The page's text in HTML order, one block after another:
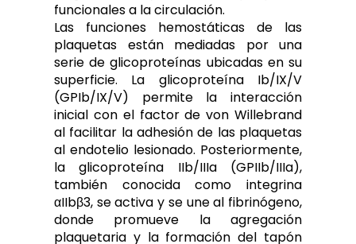
funcionales a la circulación.
Las funciones hemostáticas de las
plaquetas están mediadas por una
serie de glicoproteínas ubicadas en su
superficie. La glicoproteína Ib/IX/V
(GPIb/IX/V) permite la interacción
inicial con el factor de von Willebrand
al facilitar la adhesión de las plaquetas
al endotelio lesionado. Posteriormente,
la glicoproteína IIb/IIIa (GPIIb/IIIa),
también conocida como integrina
αIIbβ3, se activa y se une al fibrinógeno,
donde promueve la agregación
plaquetaria y la formación del tapón